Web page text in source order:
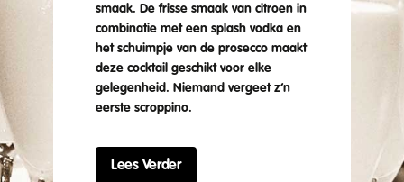
smaak. De frisse smaak van citroen in
combinatie met een splash vodka en
het schuimpje van de prosecco maakt
deze cocktail geschikt voor elke
gelegenheid. Niemand vergeet z’n
eerste scroppino.
Lees Verder